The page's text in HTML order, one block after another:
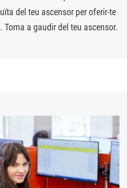
del teu ascensor per oferir-te
Torna a gaudir del teu ascensor.